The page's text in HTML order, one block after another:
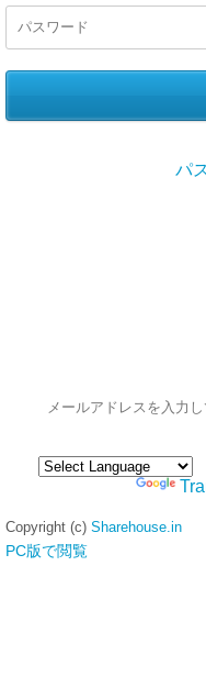
パ
Copyright (c) Sharehouse.in
PC版で閲覧